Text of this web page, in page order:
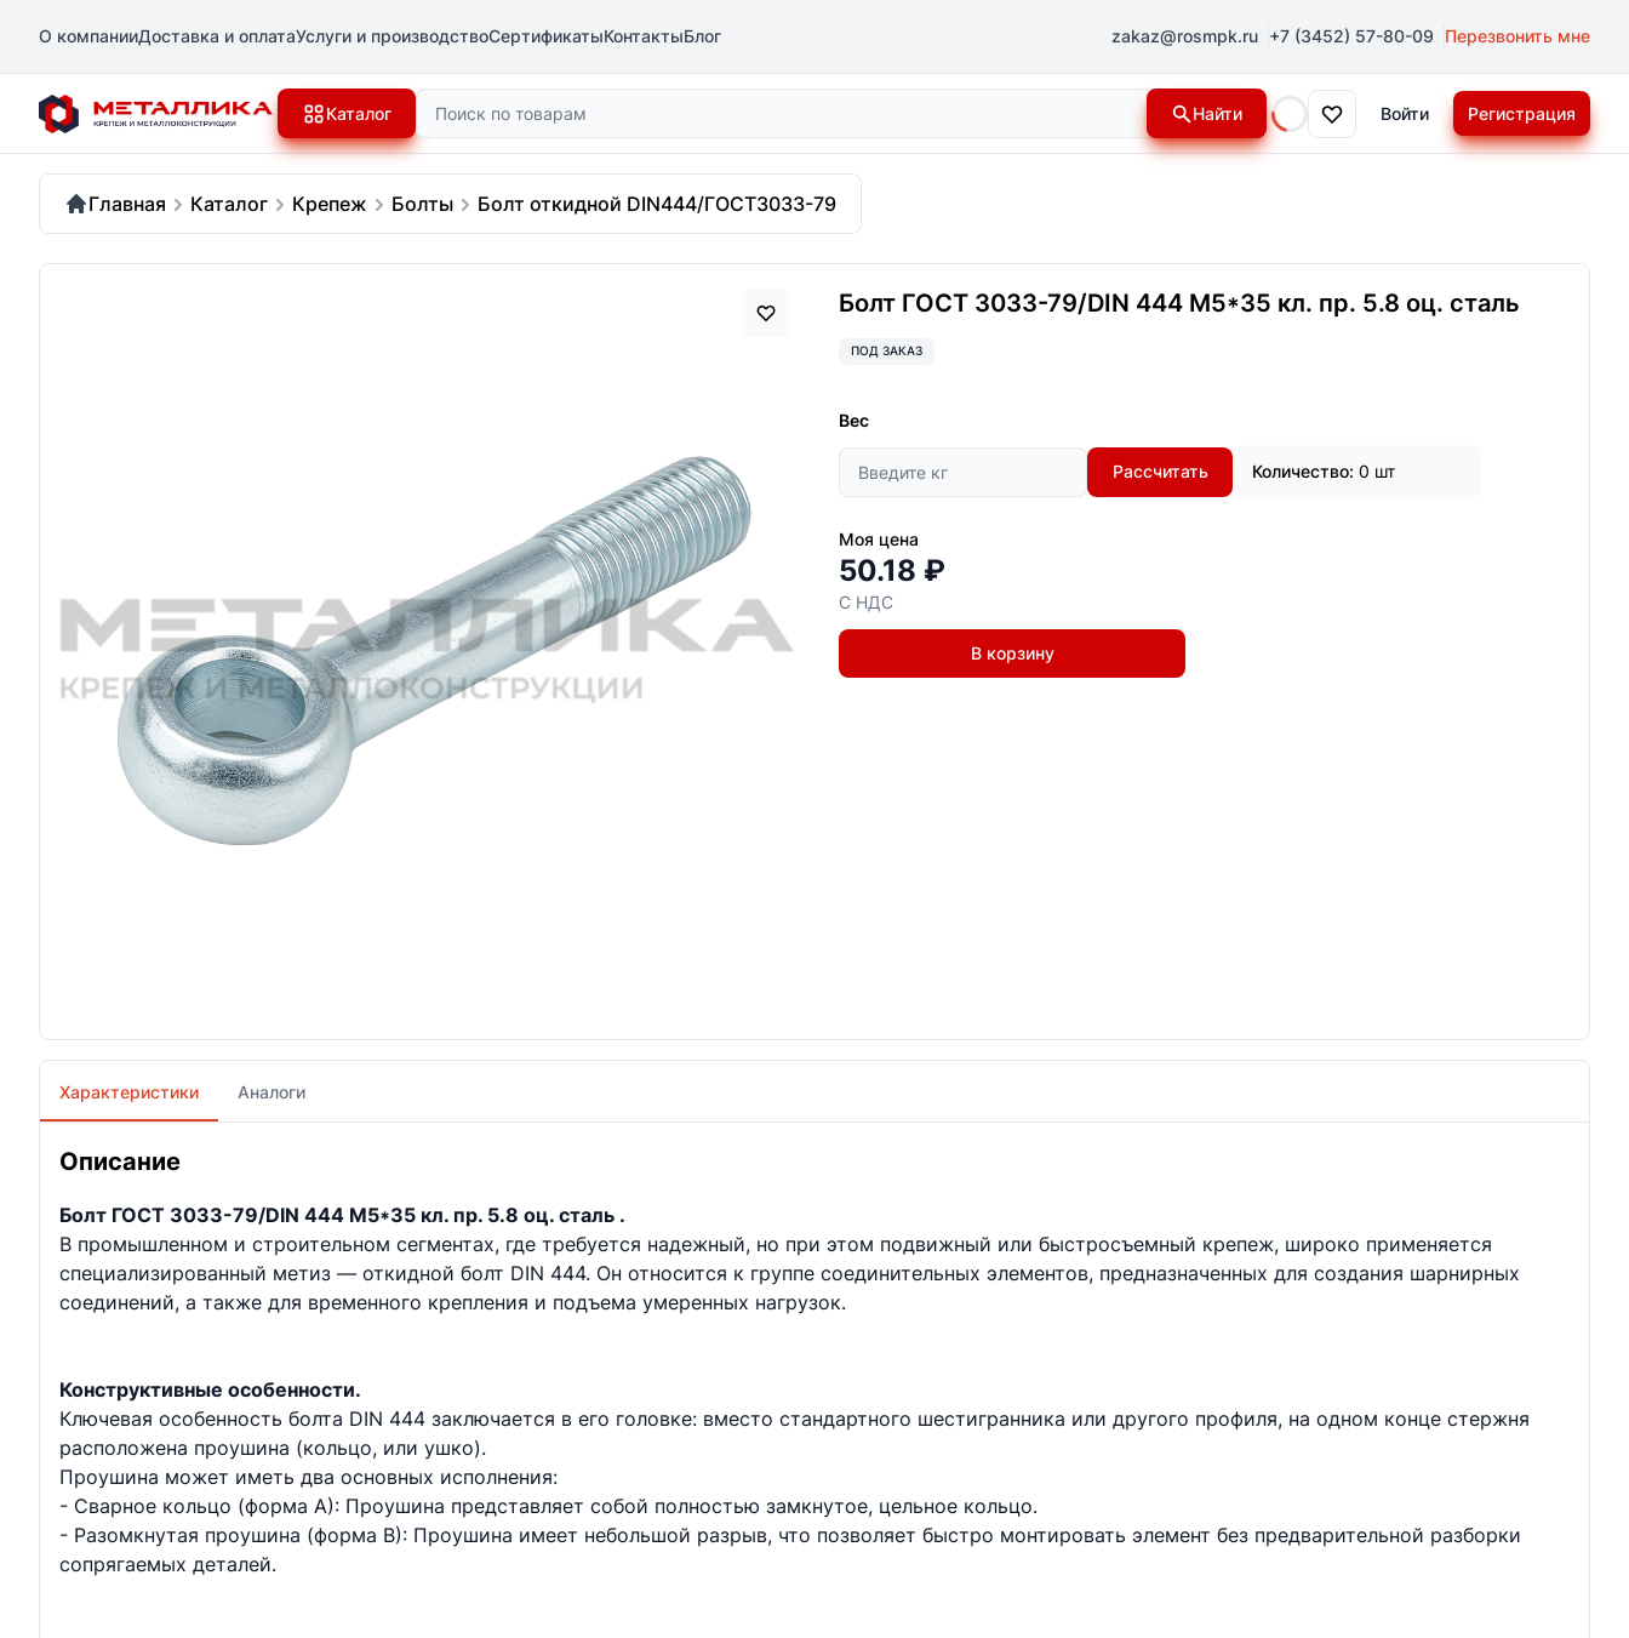
О компанииДоставка и оплатаУслуги и производствоСертификатыКонтактыБлог zakaz@rosmpk.ru +7 (3452) 57-80-09 Перезвонить мне
Каталог Поиск Найти
Loading...
Войти Регистрация
Главная Каталог Крепеж Болты Болт откидной DIN444/ГОСТ3033-79
Болт ГОСТ 3033-79/DIN 444 М5*35 кл. пр. 5.8 оц. сталь
ПОД ЗАКАЗ
Вес
Рассчитать Количество: 0 шт
Моя цена
50.18 ₽
С НДС
В корзину
Характеристики Аналоги
Описание
Болт ГОСТ 3033-79/DIN 444 М5*35 кл. пр. 5.8 оц. сталь .
В промышленном и строительном сегментах, где требуется надежный, но при этом подвижный или быстросъемный крепеж, широко применяется
специализированный метиз — откидной болт DIN 444. Он относится к группе соединительных элементов, предназначенных для создания шарнирных
соединений, а также для временного крепления и подъема умеренных нагрузок.
Конструктивные особенности.
Ключевая особенность болта DIN 444 заключается в его головке: вместо стандартного шестигранника или другого профиля, на одном конце стержня
расположена проушина (кольцо, или ушко).
Проушина может иметь два основных исполнения:
- Сварное кольцо (форма А): Проушина представляет собой полностью замкнутое, цельное кольцо.
- Разомкнутая проушина (форма В): Проушина имеет небольшой разрыв, что позволяет быстро монтировать элемент без предварительной разборки
сопрягаемых деталей.